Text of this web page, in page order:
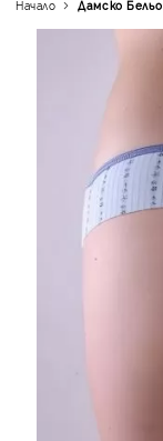
Начало Дамско Бельо